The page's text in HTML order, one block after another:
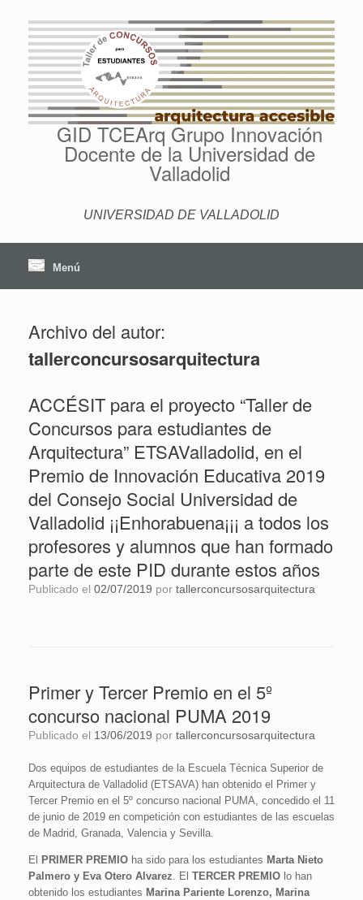
contenido
GID TCEArq Grupo Innovación
Docente de la Universidad de
Valladolid
UNIVERSIDAD DE VALLADOLID
Menú
Archivo del autor:
tallerconcursosarquitectura
ACCÉSIT para el proyecto “Taller de
Concursos para estudiantes de
Arquitectura” ETSAValladolid, en el
Premio de Innovación Educativa 2019
del Consejo Social Universidad de
Valladolid ¡¡Enhorabuena¡¡¡ a todos los
profesores y alumnos que han formado
parte de este PID durante estos años
Publicado el 02/07/2019 por tallerconcursosarquitectura
Primer y Tercer Premio en el 5º
concurso nacional PUMA 2019
Publicado el 13/06/2019 por tallerconcursosarquitectura
Dos equipos de estudiantes de la Escuela Técnica Superior de
Arquitectura de Valladolid (ETSAVA) han obtenido el Primer y
Tercer Premio en el 5º concurso nacional PUMA, concedido el 11
de junio de 2019 en competición con estudiantes de las escuelas
de Madrid, Granada, Valencia y Sevilla.
El PRIMER PREMIO ha sido para los estudiantes Marta Nieto
Palmero y Eva Otero Alvarez. El TERCER PREMIO lo han
obtenido los estudiantes Marina Pariente Lorenzo, Marina